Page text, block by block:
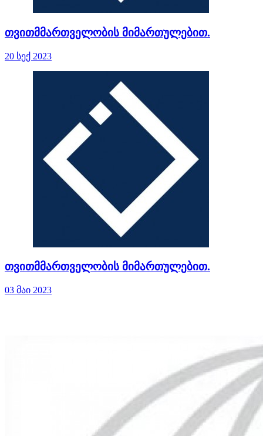
თვითმმართველობის მიმართულებით.
20 სექ 2023
თვითმმართველობის მიმართულებით.
03 მაი 2023